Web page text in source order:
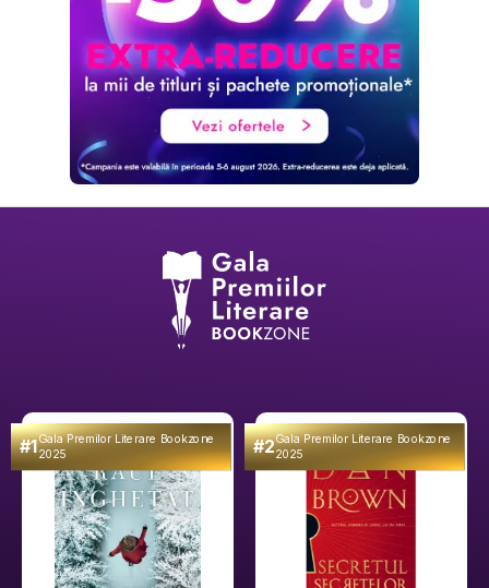
#1Gala Premilor Literare Bookzone
2025 #2Gala Premilor Literare Bookzone
2025